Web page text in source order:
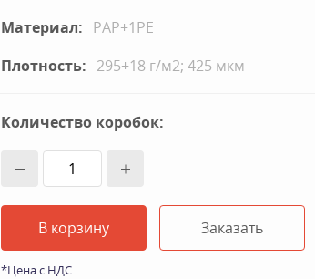
Материал: PAP+1PE
Плотность: 295+18 г/м2; 425 мкм
Количество коробок:
В корзину Заказать
*Цена с НДС